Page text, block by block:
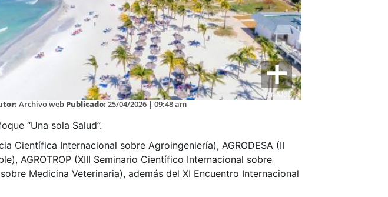
Ver Más
Archivo web Publicado: 25/04/2026 | 09:48 am
“Una sola Salud”.
Científica Internacional sobre Agroingeniería), AGRODESA (II
AGROTROP (XIII Seminario Científico Internacional sobre
Medicina Veterinaria), además del XI Encuentro Internacional